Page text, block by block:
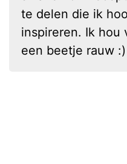
te delen die ik
inspireren. Ik hou
een beetje rauw :)